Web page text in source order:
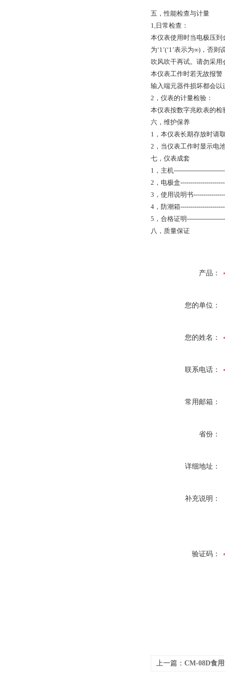
五，性能检查与计量
1,日常检查：
本仪表使用时当电极压
为‘1’(‘1’表示为∞)，否
吹风吹干再试。请勿采
本仪表工作时若无故报
输入端元器件损坏都会
2，仪表的计量检验：
本仪表按数字兆欧表的
六，维护保养
1，本仪表长期存放时请
2，当仪表工作时显示电
七，仪表成套
1，主机
2，电极盒
3，使用说明书
4，防潮箱
5，合格证明
八，质量保证
产品：
您的单位：
您的姓名：
联系电话：
常用邮箱：
省份：
详细地址：
补充说明：
验证码：
上一篇： CM-08D食用油、地